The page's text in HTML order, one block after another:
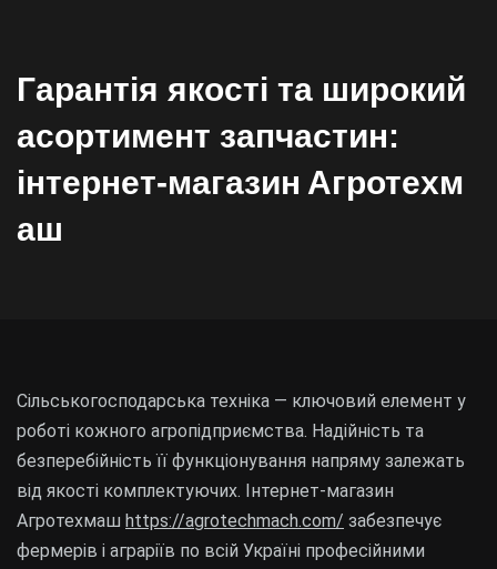
Гарантія якості та широкий
асортимент запчастин:
інтернет‑магазин Агротехм
аш
Сільськогосподарська техніка — ключовий елемент у
роботі кожного агропідприємства. Надійність та
безперебійність її функціонування напряму залежать
від якості комплектуючих. Інтернет-магазин
Агротехмаш https://agrotechmach.com/ забезпечує
фермерів і аграріїв по всій Україні професійними